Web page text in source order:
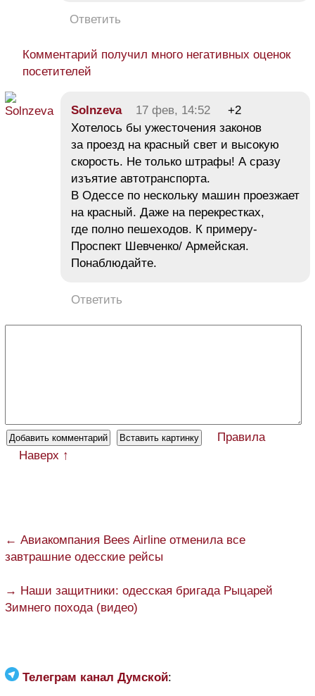
Ответить
Комментарий получил много негативных оценок
посетителей
Solnzeva 17 фев, 14:52
+2
Хотелось бы ужесточения законов
за проезд на красный свет и высокую
скорость. Не только штрафы! А сразу
изъятие автотранспорта.
В Одессе по нескольку машин проезжает
на красный. Даже на перекрестках,
где полно пешеходов. К примеру-
Проспект Шевченко/ Армейская.
Понаблюдайте.
Ответить
Правила
Наверх ↑
← Авиакомпания Bees Airline отменила все
завтрашние одесские рейсы
→ Наши защитники: одесская бригада Рыцарей
Зимнего похода (видео)
Телеграм канал Думской: